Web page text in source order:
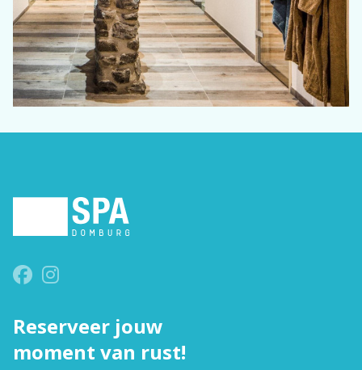
Reserveer jouw
moment van rust!